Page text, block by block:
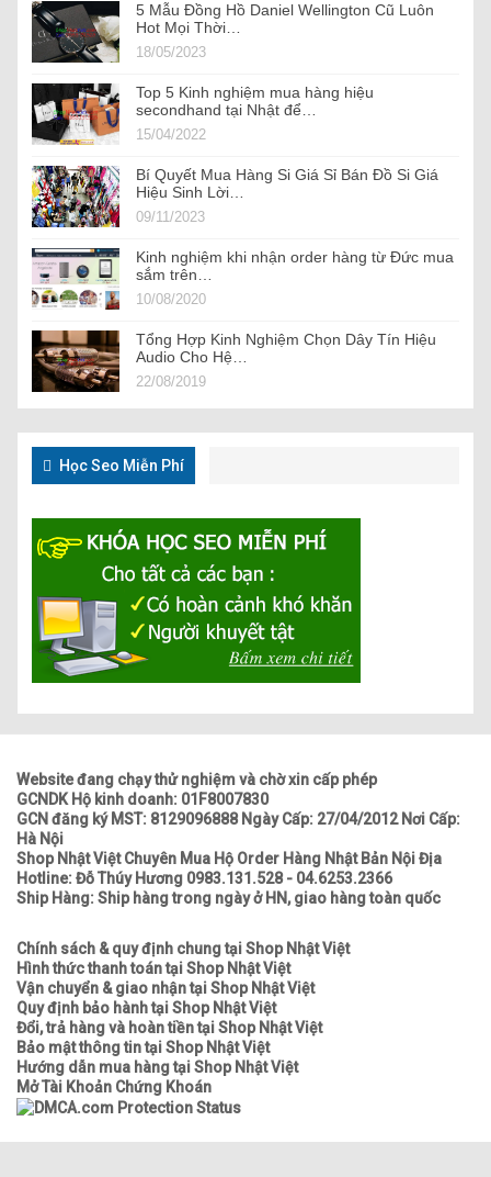
5 Mẫu Đồng Hồ Daniel Wellington Cũ Luôn
Hot Mọi Thời…
18/05/2023
Top 5 Kinh nghiệm mua hàng hiệu
secondhand tại Nhật để…
15/04/2022
Bí Quyết Mua Hàng Si Giá Sỉ Bán Đồ Si Giá
Hiệu Sinh Lời…
09/11/2023
Kinh nghiệm khi nhận order hàng từ Đức mua
sắm trên…
10/08/2020
Tổng Hợp Kinh Nghiệm Chọn Dây Tín Hiệu
Audio Cho Hệ…
22/08/2019
Học Seo Miễn Phí
Website đang chạy thử nghiệm và chờ xin cấp phép
GCNDK Hộ kinh doanh: 01F8007830
GCN đăng ký MST: 8129096888 Ngày Cấp: 27/04/2012 Nơi Cấp:
Hà Nội
Shop Nhật Việt Chuyên Mua Hộ Order Hàng Nhật Bản Nội Địa
Hotline: Đỗ Thúy Hương 0983.131.528 - 04.6253.2366
Ship Hàng: Ship hàng trong ngày ở HN, giao hàng toàn quốc
Chính sách & quy định chung tại Shop Nhật Việt
Hình thức thanh toán tại Shop Nhật Việt
Vận chuyển & giao nhận tại Shop Nhật Việt
Quy định bảo hành tại Shop Nhật Việt
Đổi, trả hàng và hoàn tiền tại Shop Nhật Việt
Bảo mật thông tin tại Shop Nhật Việt
Hướng dẫn mua hàng tại Shop Nhật Việt
Mở Tài Khoản Chứng Khoán